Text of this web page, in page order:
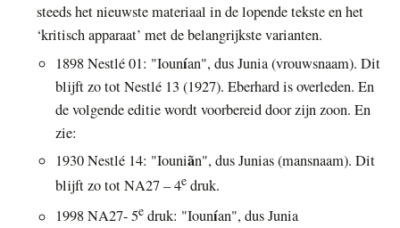
steeds het nieuwste materiaal in de lopende tekste en het
‘kritisch apparaat’ met de belangrijkste varianten.
1898 Nestlé 01: "Iounían", dus Junia (vrouwsnaam). Dit
blijft zo tot Nestlé 13 (1927). Eberhard is overleden. En
de volgende editie wordt voorbereid door zijn zoon. En
zie:
1930 Nestlé 14: "Iouniãn", dus Junias (mansnaam). Dit
blijft zo tot NA27 – 4edruk.
1998 NA27- 5edruk: "Iounían", dus Junia